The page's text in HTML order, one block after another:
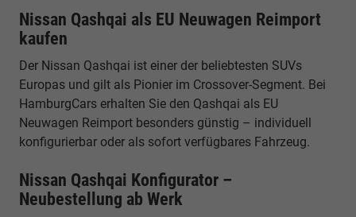
Nissan Qashqai als EU Neuwagen Reimport
kaufen
Der Nissan Qashqai ist einer der beliebtesten SUVs
Europas und gilt als Pionier im Crossover-Segment. Bei
HamburgCars erhalten Sie den Qashqai als EU
Neuwagen Reimport besonders günstig – individuell
konfigurierbar oder als sofort verfügbares Fahrzeug.
Nissan Qashqai Konfigurator –
Neubestellung ab Werk